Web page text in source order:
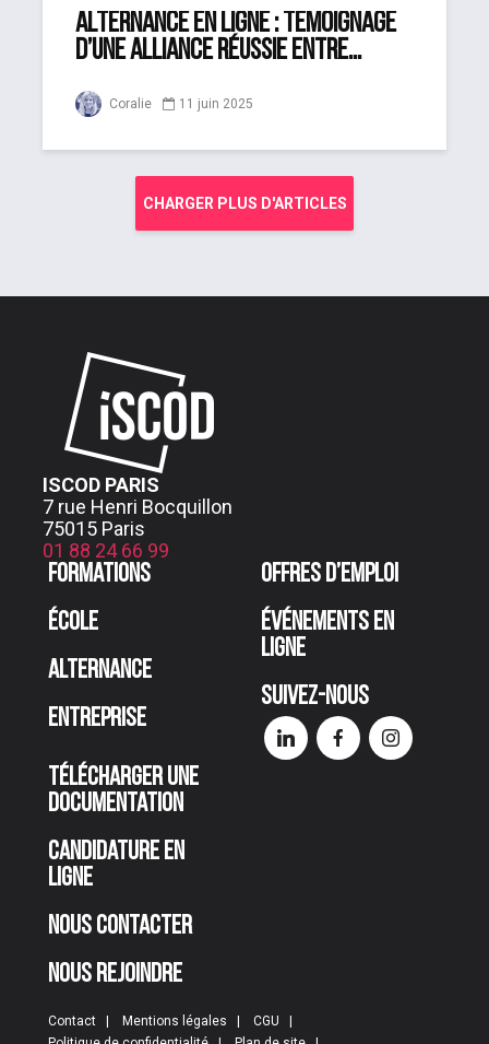
Alternance en ligne : témoignage
d’une alliance réussie entre...
Coralie 11 juin 2025
CHARGER PLUS D'ARTICLES
ISCOD PARIS
7 rue Henri Bocquillon
75015 Paris
01 88 24 66 99
Formations
École
Alternance
Entreprise
Offres d’emploi
Événements en
ligne
Suivez-nous
Télécharger une
documentation
Candidature en
ligne
Nous contacter
Nous rejoindre
Contact Mentions légales
CGU